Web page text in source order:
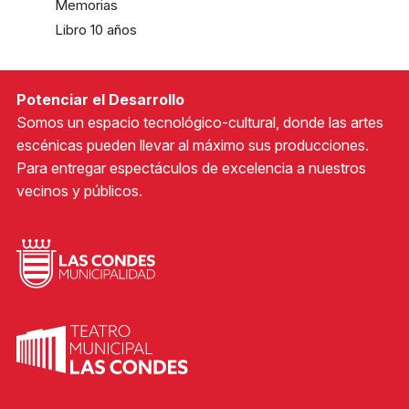
Memorias
Libro 10 años
Potenciar el Desarrollo
Somos un espacio tecnológico-cultural, donde las artes
escénicas pueden llevar al máximo sus producciones.
Para entregar espectáculos de excelencia a nuestros
vecinos y públicos.